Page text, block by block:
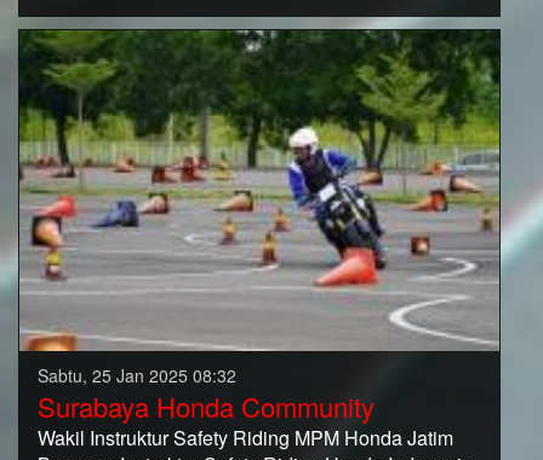
Sabtu, 25 Jan 2025 08:32
Surabaya Honda Community
Wakil Instruktur Safety Riding MPM Honda Jatim